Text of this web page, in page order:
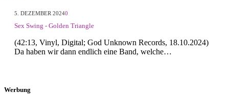
5. DEZEMBER 20240
Sex Swing - Golden Triangle
(42:13, Vinyl, Digital; God Unknown Records, 18.10.2024)
Da haben wir dann endlich eine Band, welche…
Werbung